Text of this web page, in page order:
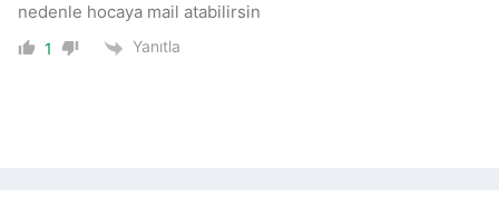
nedenle hocaya mail atabilirsin
1 Yanıtla